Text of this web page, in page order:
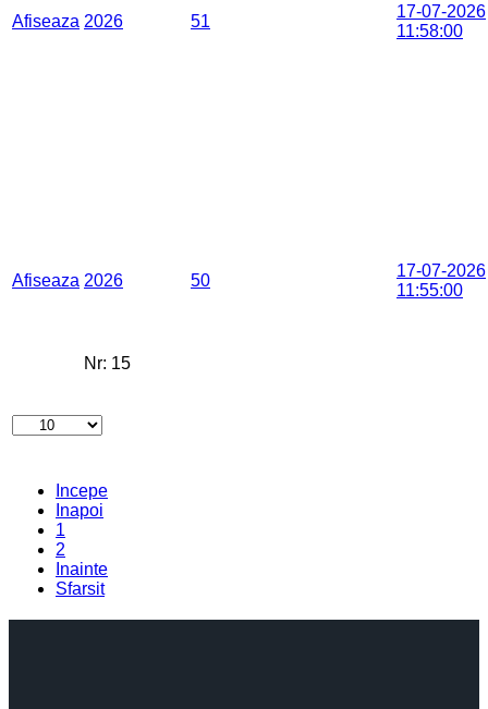
Incepe
Inapoi
1
2
Inainte
Sfarsit
Afiseaza 2026 51
17-07-2026
11:58:00
Afiseaza 2026 50
17-07-2026
11:55:00
Nr: 15